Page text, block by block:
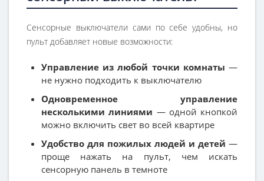
Сенсорные выключатели сами по себе удобны, но
пульт добавляет новые возможности:
Управление из любой точки комнаты —
не нужно подходить к выключателю
Одновременное управление
несколькими линиями — одной кнопкой
можно включить свет во всей квартире
Удобство для пожилых людей и детей —
проще нажать на пульт, чем искать
сенсорную панель в темноте